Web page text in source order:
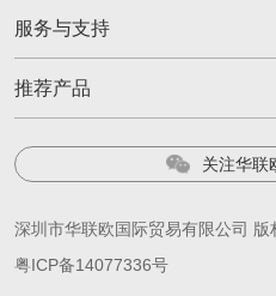
服务与支持
推荐产品
关注华联
深圳市华联欧国际贸易有限公司
粤ICP备14077336号